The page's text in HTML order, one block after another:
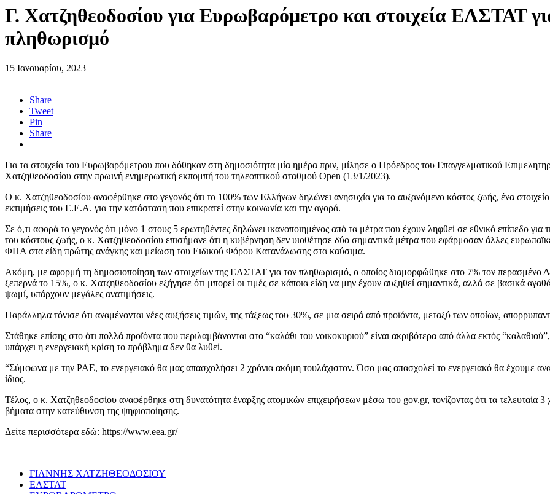
Γ. Χατζηθεοδοσίου για Ευρωβαρόμετρο και στοιχεία ΕΛΣΤΑΤ
πληθωρισμό
15 Ιανουαρίου, 2023
Share
Tweet
Pin
Share
Για τα στοιχεία του Ευρωβαρόμετρου που δόθηκαν στη δημοσιότητα μία ημέρα πριν, μίλησε ο Πρόεδρος του Επαγγελματικού
Χατζηθεοδοσίου στην πρωινή ενημερωτική εκπομπή του τηλεοπτικού σταθμού Open (13/1/2023).
Ο κ. Χατζηθεοδοσίου αναφέρθηκε στο γεγονός ότι το 100% των Ελλήνων δηλώνει ανησυχία για το αυξανόμενο κόστος ζωής, ένα στοιχείο
εκτιμήσεις του Ε.Ε.Α. για την κατάσταση που επικρατεί στην κοινωνία και την αγορά.
Σε ό,τι αφορά το γεγονός ότι μόνο 1 στους 5 ερωτηθέντες δηλώνει ικανοποιημένος από τα μέτρα που έχουν ληφθεί σε εθνικό επίπεδο για
του κόστους ζωής, ο κ. Χατζηθεοδοσίου επισήμανε ότι η κυβέρνηση δεν υιοθέτησε δύο σημαντικά μέτρα που εφάρμοσαν άλλες
ΦΠΑ στα είδη πρώτης ανάγκης και μείωση του Ειδικού Φόρου Κατανάλωσης στα καύσιμα.
Ακόμη, με αφορμή τη δημοσιοποίηση των στοιχείων της ΕΛΣΤΑΤ για τον πληθωρισμό, ο οποίος διαμορφώθηκε στο 7% τον περασμένο
ξεπερνά το 15%, ο κ. Χατζηθεοδοσίου εξήγησε ότι μπορεί οι τιμές σε κάποια είδη να μην έχουν αυξηθεί σημαντικά, αλλά σε βασικά
ψωμί, υπάρχουν μεγάλες ανατιμήσεις.
Παράλληλα τόνισε ότι αναμένονται νέες αυξήσεις τιμών, της τάξεως του 30%, σε μια σειρά από προϊόντα, μεταξύ των οποίων,
Στάθηκε επίσης στο ότι πολλά προϊόντα που περιλαμβάνονται στο “καλάθι του νοικοκυριού” είναι ακριβότερα από άλλα εκτός
υπάρχει η ενεργειακή κρίση το πρόβλημα δεν θα λυθεί.
“Σύμφωνα με την ΡΑΕ, το ενεργειακό θα μας απασχολήσει 2 χρόνια ακόμη τουλάχιστον. Όσο μας απασχολεί το ενεργειακό θα έχουμε
ίδιος.
Τέλος, ο κ. Χατζηθεοδοσίου αναφέρθηκε στη δυνατότητα έναρξης ατομικών επιχειρήσεων μέσω του gov.gr, τονίζοντας ότι τα τελευταία 3
βήματα στην κατεύθυνση της ψηφιοποίησης.
Δείτε περισσότερα εδώ: https://www.eea.gr/
ΓΙΑΝΝΗΣ ΧΑΤΖΗΘΕΟΔΟΣΙΟΥ
ΕΛΣΤΑΤ